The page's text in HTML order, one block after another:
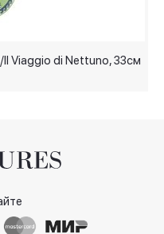
Viaggio di Nettuno, 33см